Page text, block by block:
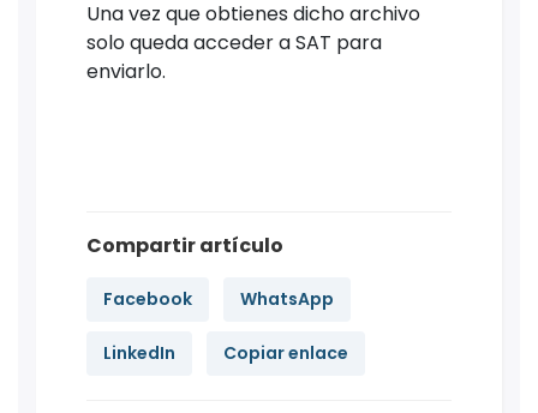
Una vez que obtienes dicho archivo
solo queda acceder a SAT para
enviarlo.
Compartir artículo
Facebook WhatsApp
LinkedIn Copiar enlace